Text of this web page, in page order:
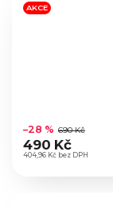
hvězdiček.
AKCE
hodnocení
produktu
je
404,96 Kč bez DPH
–28 % 690 Kč
490 Kč